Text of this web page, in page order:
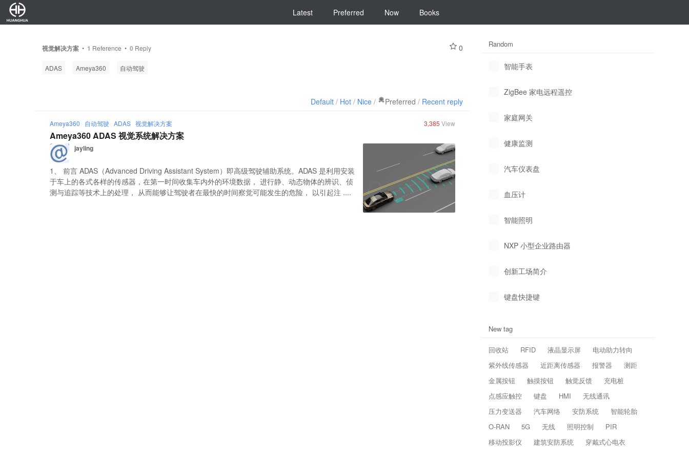
Latest Preferred Now Books
视觉解决方案 • 1 Reference •0 Reply 0
ADAS Ameya360 自动驾驶
Default / Hot / Nice / Preferred / Recent reply
Ameya360 自动驾驶 ADAS 视觉解决方案 3,385 View
Ameya360 ADAS 视觉系统解决方案
jayling
1、 前言 ADAS（Advanced Driving Assistant System）即高级驾驶辅助系统。ADAS 是利用安装
于车上的各式各样的传感器，在第一时间收集车内外的环境数据， 进行静、动态物体的辨识、侦
测与追踪等技术上的处理， 从而能够让驾驶者在最快的时间察觉可能发生的危险， 以引起注 ....
Random
智能手表
ZigBee 家电远程遥控
家庭网关
健康监测
汽车仪表盘
血压计
智能照明
NXP 小型企业路由器
创新工场简介
键盘快捷键
New tag
回收站 RFID 液晶显示屏
电动助力转向
紫外线传感器
近距离传感器 报警器
测距
金属按钮
触摸按钮 触觉反馈
充电桩
点感应触控
键盘 HMI
无线通讯
压力变送器
汽车网络 安防系统
智能轮胎
O-RAN
5G 无线 照明控制
PIR
移动投影仪
建筑安防系统 穿戴式心电衣